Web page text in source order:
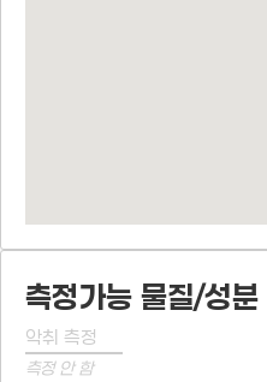
측정가능 물질/성분
악취 측정
측정 안 함